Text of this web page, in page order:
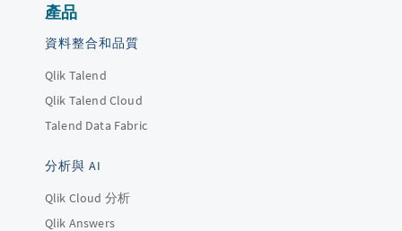
產品
資料整合和品質
Qlik Talend
Qlik Talend Cloud
Talend Data Fabric
分析與 AI
Qlik Cloud 分析
Qlik Answers